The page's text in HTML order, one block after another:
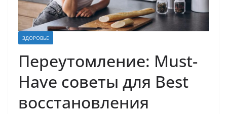
ЗДОРОВЬЕ
Переутомление: Must-
Have советы для Best
восстановления